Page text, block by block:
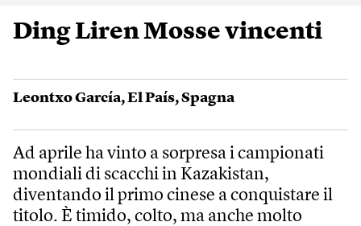
Ding Liren Mosse vincenti
Leontxo García,El País,Spagna
Ad aprile ha vinto a sorpresa i campionati
mondiali di scacchi in Kazakistan,
diventando il primo cinese a conquistare il
titolo. È timido, colto, ma anche molto